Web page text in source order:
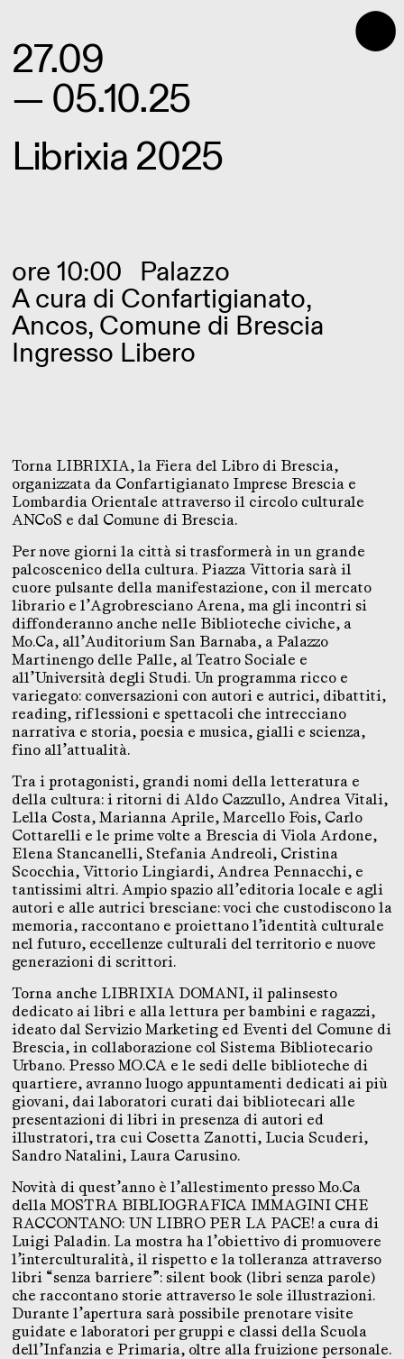
⬤
27.09
— 05.10.25
Librixia 2025
ore 10:00 Palazzo
A cura di Confartigianato,
Ancos, Comune di Brescia
Ingresso Libero
Torna LIBRIXIA, la Fiera del Libro di Brescia,
organizzata da Confartigianato Imprese Brescia e
Lombardia Orientale attraverso il circolo culturale
ANCoS e dal Comune di Brescia.
Per nove giorni la città si trasformerà in un grande
palcoscenico della cultura. Piazza Vittoria sarà il
cuore pulsante della manifestazione, con il mercato
librario e l’Agrobresciano Arena, ma gli incontri si
diffonderanno anche nelle Biblioteche civiche, a
Mo.Ca, all’Auditorium San Barnaba, a Palazzo
Martinengo delle Palle, al Teatro Sociale e
all’Università degli Studi. Un programma ricco e
variegato: conversazioni con autori e autrici, dibattiti,
reading, riflessioni e spettacoli che intrecciano
narrativa e storia, poesia e musica, gialli e scienza,
fino all’attualità.
Tra i protagonisti, grandi nomi della letteratura e
della cultura: i ritorni di Aldo Cazzullo, Andrea Vitali,
Lella Costa, Marianna Aprile, Marcello Fois, Carlo
Cottarelli e le prime volte a Brescia di Viola Ardone,
Elena Stancanelli, Stefania Andreoli, Cristina
Scocchia, Vittorio Lingiardi, Andrea Pennacchi, e
tantissimi altri. Ampio spazio all’editoria locale e agli
autori e alle autrici bresciane: voci che custodiscono la
memoria, raccontano e proiettano l’identità culturale
nel futuro, eccellenze culturali del territorio e nuove
generazioni di scrittori.
Torna anche LIBRIXIA DOMANI, il palinsesto
dedicato ai libri e alla lettura per bambini e ragazzi,
ideato dal Servizio Marketing ed Eventi del Comune di
Brescia, in collaborazione col Sistema Bibliotecario
Urbano. Presso MO.CA e le sedi delle biblioteche di
quartiere, avranno luogo appuntamenti dedicati ai più
giovani, dai laboratori curati dai bibliotecari alle
presentazioni di libri in presenza di autori ed
illustratori, tra cui Cosetta Zanotti, Lucia Scuderi,
Sandro Natalini, Laura Carusino.
Novità di quest’anno è l’allestimento presso Mo.Ca
della MOSTRA BIBLIOGRAFICA IMMAGINI CHE
RACCONTANO: UN LIBRO PER LA PACE! a cura di
Luigi Paladin. La mostra ha l’obiettivo di promuovere
l’interculturalità, il rispetto e la tolleranza attraverso
libri “senza barriere”: silent book (libri senza parole)
che raccontano storie attraverso le sole illustrazioni.
Durante l’apertura sarà possibile prenotare visite
guidate e laboratori per gruppi e classi della Scuola
dell’Infanzia e Primaria, oltre alla fruizione personale.